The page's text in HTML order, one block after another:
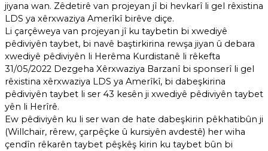
jiyana wan. Zêdetirê van projeyan jî bi hevkarî li gel rêxistina
LDS ya xêrxwaziya Amerîkî birêve diçe.
Li çarçêweya van projeyan jî ku taybetin bi xwediyê
pêdiviyên taybet, bi navê baştirkirina rewşa jiyan û debara
xwediyê pêdiviyên li Herêma Kurdistanê li rêkefta
31/05/2022 Dezgeha Xêrxwaziya Barzanî bi sponserî li gel
rêxistina xêrxwaziya LDS ya Amerîkî, bi dabeşkirina
pêdiviyên taybet li ser 43 kesên ji xwediyê pêdiviyên taybet
yên li Herîrê.
Ew pêdiviyên ku li ser wan de hate dabeşkirin pêkhatibûn ji
(Willchair, rêrew, çarpêçke û kursiyên avdestê) her wiha
çendîn rêkarên taybet pêşkêş kirin ku taybet bûn bi